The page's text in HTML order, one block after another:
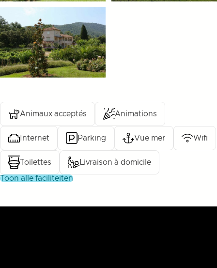
Animaux acceptés Animations
Internet Parking Vue mer Wifi
Toilettes Livraison à domicile
toon alle faciliteiten